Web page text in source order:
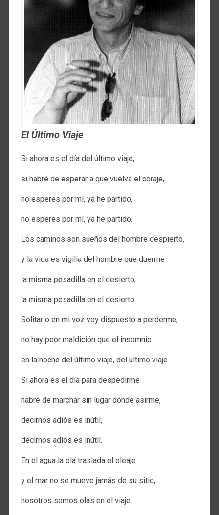
El Último Viaje
Si ahora es el día del último viaje,
si habré de esperar a que vuelva el coraje,
no esperes por mí, ya he partido,
no esperes por mí, ya he partido.
Los caminos son sueños del hombre despierto,
y la vida es vigilia del hombre que duerme
la misma pesadilla en el desierto,
la misma pesadilla en el desierto.
Solitario en mi voz voy dispuesto a perderme,
no hay peor maldición que el insomnio
en la noche del último viaje, del último viaje.
Si ahora es el día para despedirme
habré de marchar sin lugar dónde asirme,
decirnos adiós es inútil,
decirnos adiós es inútil.
En el agua la ola traslada el oleaje
y el mar no se mueve jamás de su sitio,
nosotros somos olas en el viaje,